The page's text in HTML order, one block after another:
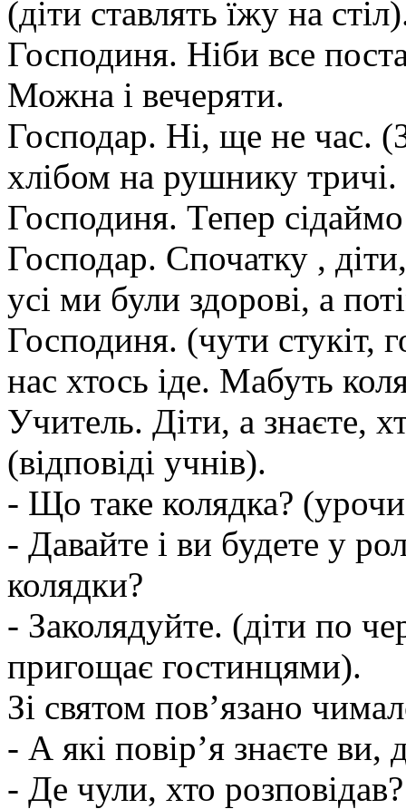
(діти ставлять їжу на
Господиня. Ніби все
Можна і вечеряти.
Господар. Ні, ще не час.
хлібом на рушнику тричі.
Господиня. Тепер
Господар. Спочатку ,
усі ми були здорові, а
Господиня. (чути стукіт,
нас хтось іде. Мабуть
Учитель. Діти, а знаєте,
(відповіді учнів).
- Що таке колядка?
- Давайте і ви будете у
колядки?
- Заколядуйте. (діти по
пригощає гостинцями).
Зі святом пов’язано
- А які повір’я знаєте ви,
- Де чули, хто розповідав?